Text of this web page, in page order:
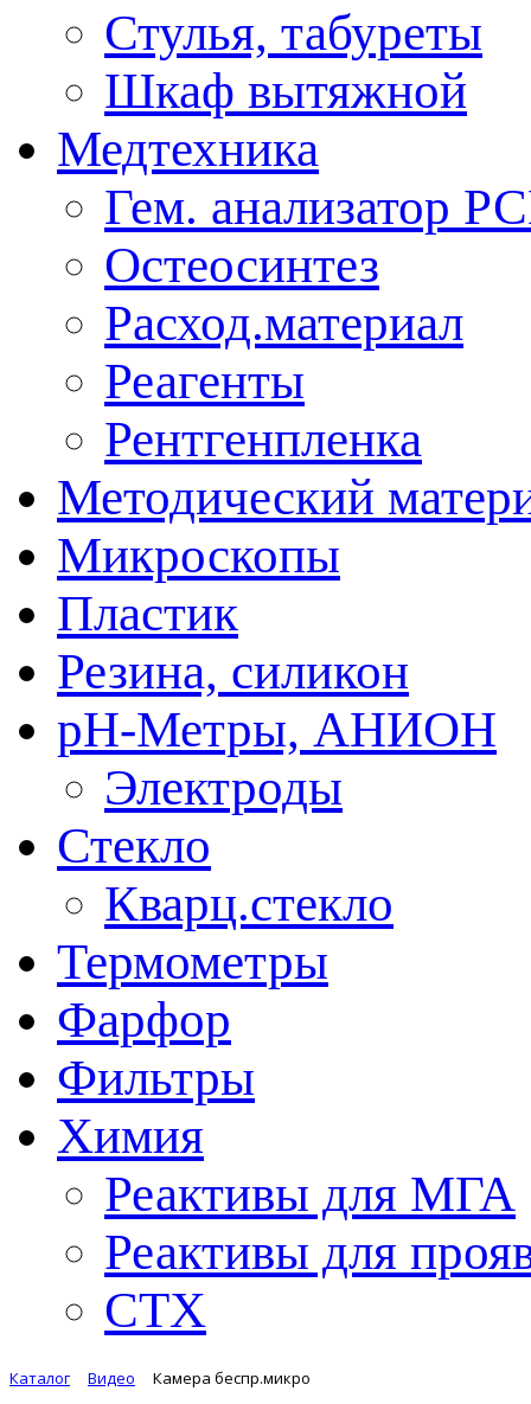
Стулья, табуреты
Шкаф вытяжной
Медтехника
Гем. анализатор
Остеосинтез
Расход.материал
Реагенты
Рентгенпленка
Методический
Микроскопы
Пластик
Резина, силикон
рН-Метры, АНИОН
Электроды
Стекло
Кварц.стекло
Термометры
Фарфор
Фильтры
Химия
Реактивы для МГА
Реактивы для
СТХ
Каталог Видео Камера беспр.микро